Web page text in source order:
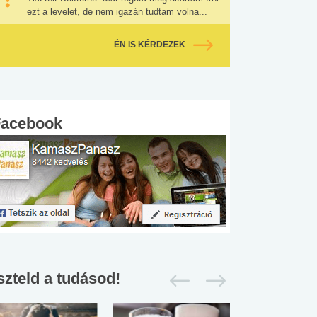
ezt a levelet, de nem igazán tudtam volna...
ÉN IS KÉRDEZEK
a tudásod!